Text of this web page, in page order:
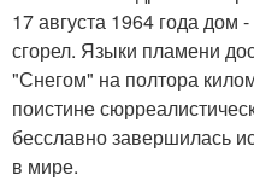
17 августа 1964 года дом
сгорел. Языки пламени
"Снегом" на полтора
поистине
бесславно завершилась
в мире.